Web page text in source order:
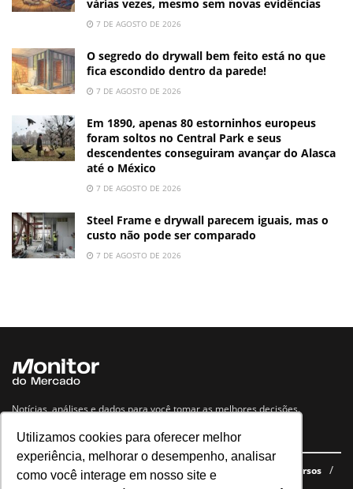
Utilizamos cookies para oferecer melhor
experiência, melhorar o desempenho, analisar
como você interage em nosso site e
várias vezes, mesmo sem novas evidências
7 DE AGOSTO DE 2026
O segredo do drywall bem feito está no que
fica escondido dentro da parede!
7 DE AGOSTO DE 2026
Em 1890, apenas 80 estorninhos europeus
foram soltos no Central Park e seus
descendentes conseguiram avançar do Alasca
até o México
7 DE AGOSTO DE 2026
Steel Frame e drywall parecem iguais, mas o
custo não pode ser comparado
7 DE AGOSTO DE 2026
Notícias, análises e dados para você tomar as melhores decisões.
Navegue no site
Últimas notícias Quem somos E-books gratuitos
Cursos